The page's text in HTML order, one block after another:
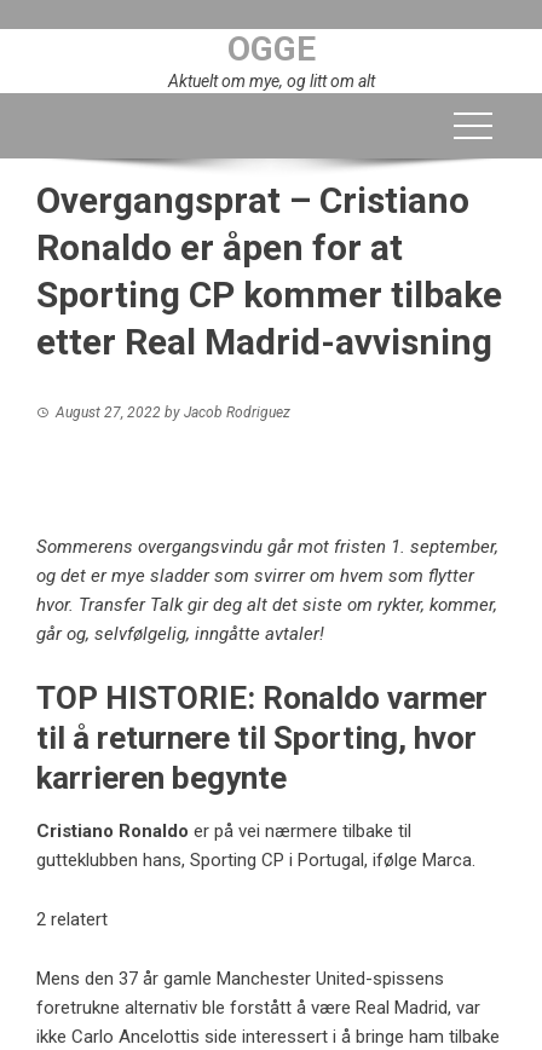
OGGE
Aktuelt om mye, og litt om alt
Overgangsprat – Cristiano
Ronaldo er åpen for at
Sporting CP kommer tilbake
etter Real Madrid-avvisning
August 27, 2022 by Jacob Rodriguez
Sommerens overgangsvindu går mot fristen 1. september,
og det er mye sladder som svirrer om hvem som flytter
hvor. Transfer Talk gir deg alt det siste om rykter, kommer,
går og, selvfølgelig, inngåtte avtaler!
TOP HISTORIE: Ronaldo varmer
til å returnere til Sporting, hvor
karrieren begynte
Cristiano Ronaldo er på vei nærmere tilbake til
gutteklubben hans, Sporting CP i Portugal, ifølge Marca.
2 relatert
Mens den 37 år gamle Manchester United-spissens
foretrukne alternativ ble forstått å være Real Madrid, var
ikke Carlo Ancelottis side interessert i å bringe ham tilbake